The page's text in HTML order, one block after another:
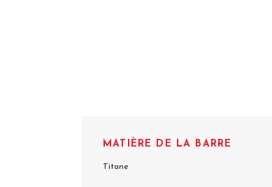
MATIÈRE DE LA BARRE
Titane